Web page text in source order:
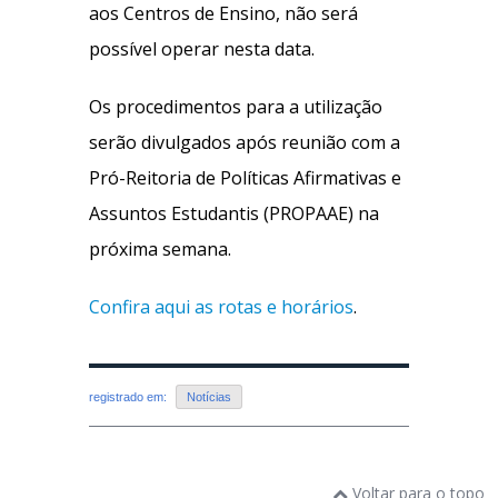
aos Centros de Ensino, não será
possível operar nesta data.
Os procedimentos para a utilização
serão divulgados após reunião com a
Pró-Reitoria de Políticas Afirmativas e
Assuntos Estudantis (PROPAAE) na
próxima semana.
Confira aqui as rotas e horários.
registrado em: Notícias
Voltar para o topo